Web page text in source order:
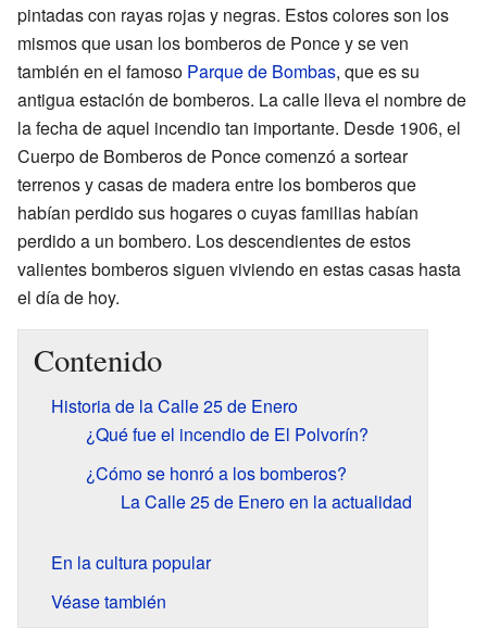
pintadas con rayas rojas y negras. Estos colores son los
mismos que usan los bomberos de Ponce y se ven
también en el famoso Parque de Bombas, que es su
antigua estación de bomberos. La calle lleva el nombre de
la fecha de aquel incendio tan importante. Desde 1906, el
Cuerpo de Bomberos de Ponce comenzó a sortear
terrenos y casas de madera entre los bomberos que
habían perdido sus hogares o cuyas familias habían
perdido a un bombero. Los descendientes de estos
valientes bomberos siguen viviendo en estas casas hasta
el día de hoy.
Contenido
Historia de la Calle 25 de Enero
¿Qué fue el incendio de El Polvorín?
¿Cómo se honró a los bomberos?
La Calle 25 de Enero en la actualidad
En la cultura popular
Véase también